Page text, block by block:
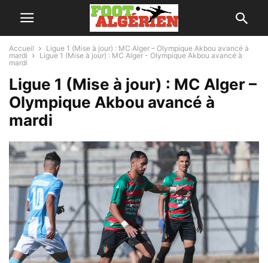
Accueil
Ligue 1 (Mise à jour) : MC Alger – Olympique Akbou avancé à
mardi
Ligue 1 (Mise à jour) : MC Alger - Olympique Akbou avancé à
mardi
Ligue 1 (Mise à jour) : MC Alger –
Olympique Akbou avancé à
mardi